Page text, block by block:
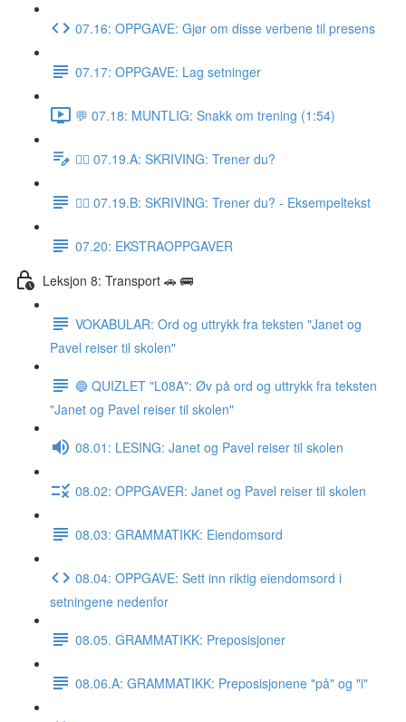
07.16: OPPGAVE: Gjør om disse verbene til presens
07.17: OPPGAVE: Lag setninger
💬 07.18: MUNTLIG: Snakk om trening (1:54)
✍🏼 07.19.A: SKRIVING: Trener du?
✍🏼 07.19.B: SKRIVING: Trener du? - Eksempeltekst
07.20: EKSTRAOPPGAVER
Leksjon 8: Transport 🚗 🚌
VOKABULAR: Ord og uttrykk fra teksten "Janet og
Pavel reiser til skolen"
🔵 QUIZLET "L08A": Øv på ord og uttrykk fra teksten
"Janet og Pavel reiser til skolen"
08.01: LESING: Janet og Pavel reiser til skolen
08.02: OPPGAVER: Janet og Pavel reiser til skolen
08.03: GRAMMATIKK: Eiendomsord
08.04: OPPGAVE: Sett inn riktig eiendomsord i
setningene nedenfor
08.05. GRAMMATIKK: Preposisjoner
08.06.A: GRAMMATIKK: Preposisjonene "på" og "i"